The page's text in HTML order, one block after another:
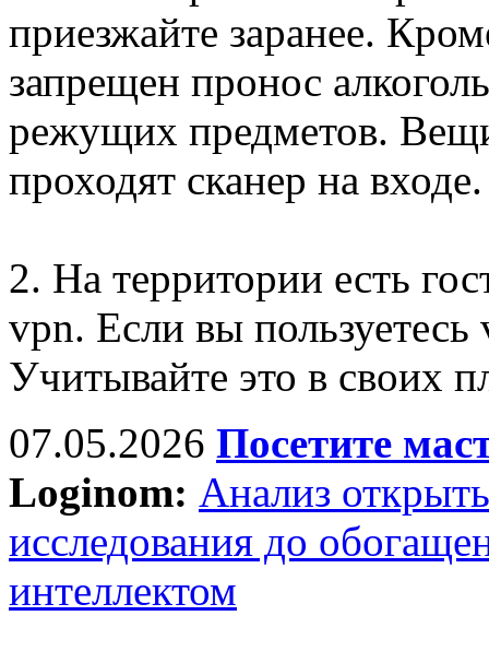
приезжайте заранее.
запрещен пронос
режущих предметов.
проходят сканер на входе.
2. На территории есть
vpn. Если вы
Учитывайте это в своих
07.05.2026 Посетите
Loginom: Анализ
исследования до
интеллектом